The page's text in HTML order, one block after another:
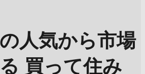
人気から市場
買って住み